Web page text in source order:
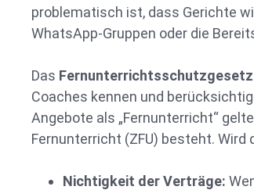
problematisch ist, dass Gerichte
WhatsApp-Gruppen oder die
Das Fernunterrichtsschutzgesetz
Coaches kennen und
Angebote als „Fernunterricht“
Fernunterricht (ZFU) besteht.
Nichtigkeit der Verträge: